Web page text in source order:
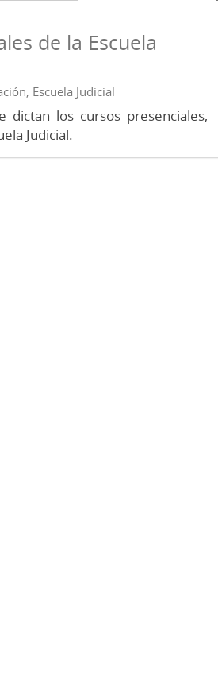
de la Escuela
Escuela Judicial
dictan los cursos presenciales,
Judicial.